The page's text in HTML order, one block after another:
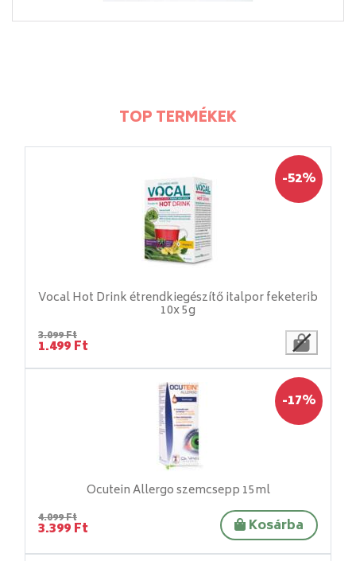
TOP TERMÉKEK
-52%
Vocal Hot Drink étrendkiegészítő italpor feketerib
10x 5g
3.099 Ft
1.499 Ft
-17%
Ocutein Allergo szemcsepp 15ml
4.099 Ft
3.399 Ft Kosárba